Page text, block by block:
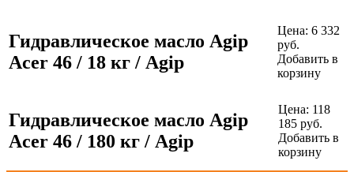
Гидравлическое масло Agip
Acer 46 / 18 кг / Agip
Цена: 6 332
руб.
Добавить в
корзину
Гидравлическое масло Agip
Acer 46 / 180 кг / Agip
Цена: 118
185 руб.
Добавить в
корзину